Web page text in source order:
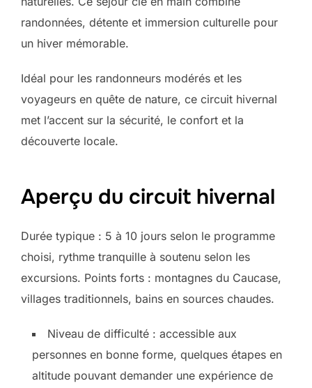
randonnées, détente et immersion culturelle pour
un hiver mémorable.
Idéal pour les randonneurs modérés et les
voyageurs en quête de nature, ce circuit hivernal
met l’accent sur la sécurité, le confort et la
découverte locale.
Aperçu du circuit hivernal
Durée typique : 5 à 10 jours selon le programme
choisi, rythme tranquille à soutenu selon les
excursions. Points forts : montagnes du Caucase,
villages traditionnels, bains en sources chaudes.
Niveau de difficulté : accessible aux
personnes en bonne forme, quelques étapes en
altitude pouvant demander une expérience de